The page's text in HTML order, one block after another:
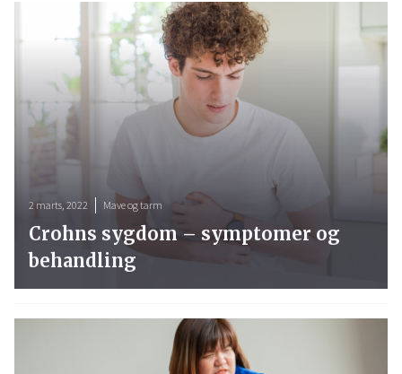
2 marts, 2022 Mave og tarm
Crohns sygdom – symptomer og
behandling